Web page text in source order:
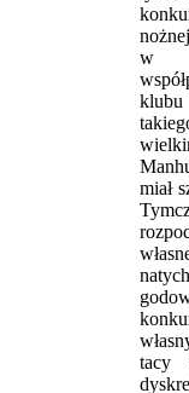
w
klubu
miał
tacy